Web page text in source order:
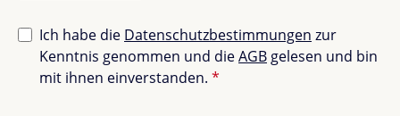
Harmonie
Abgerundete Ecken, geprüfte Sicherheit und ein
Ich habe die Datenschutzbestimmungen zur
Kenntnis genommen und dieAGB gelesen und bin
mit ihnen einverstanden. *